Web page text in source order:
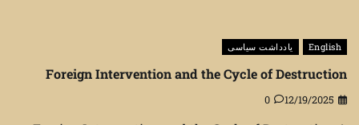
English یادداشت سیاسی
Foreign Intervention and the Cycle of Destruction
12/19/2025
0